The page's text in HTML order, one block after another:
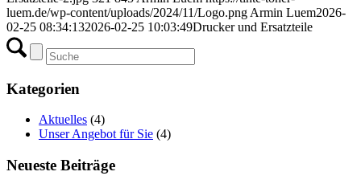
luem.de/wp-content/uploads/2024/11/Logo.png Armin Luem2026-
02-25 08:34:132026-02-25 10:03:49Drucker und Ersatzteile
Kategorien
Aktuelles (4)
Unser Angebot für Sie (4)
Neueste Beiträge